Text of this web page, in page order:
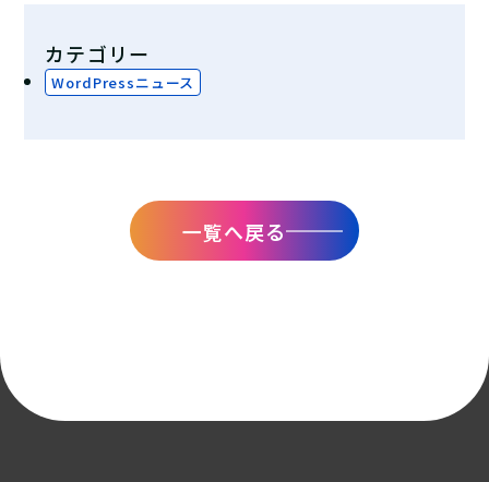
カテゴリー
WordPressニュース
一覧へ戻る